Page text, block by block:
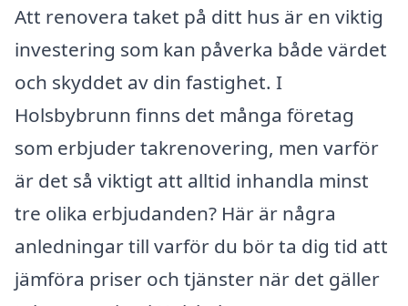
Att renovera taket på ditt hus är en viktig
investering som kan påverka både värdet
och skyddet av din fastighet. I
Holsbybrunn finns det många företag
som erbjuder takrenovering, men varför
är det så viktigt att alltid inhandla minst
tre olika erbjudanden? Här är några
anledningar till varför du bör ta dig tid att
jämföra priser och tjänster när det gäller